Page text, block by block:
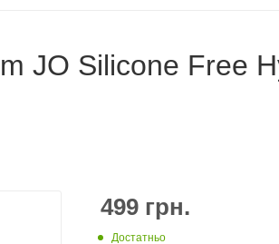
JO Silicone Free
499 грн.
Достатньо